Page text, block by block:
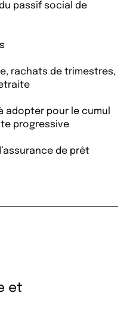
passif social de
rachats de trimestres,
adopter pour le cumul
progressive
de prêt
et